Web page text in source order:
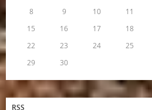
8
9 10 11
15
16 17 18
22
23 24 25
29
30
RSS